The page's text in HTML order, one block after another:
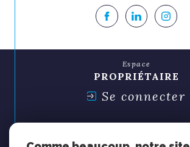
Espace
PROPRIÉTAIRE
Se connecter
Espace